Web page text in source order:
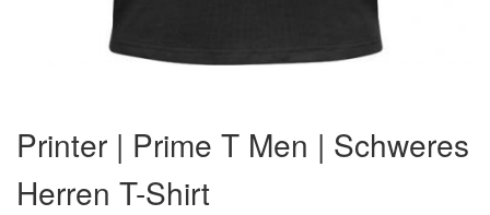
der
Bildergalerie
springen
Printer | Prime T Men | Schweres
Herren T-Shirt